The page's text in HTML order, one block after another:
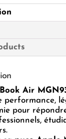
Air
performance,
pour